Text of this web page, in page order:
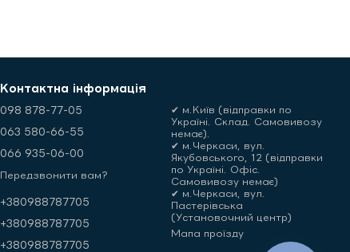
Контактна інформація
098 878-77-05
063 580-66-55
066 935-06-00
Передзвонити вам?
+380988787705
+380988787705
+380988787705
✔ м.Київ (відправки по
Україні. Склад. Самовивозу
немає).
✔ м.Черкаси, вул.
Якубовського, 12 (відправки
по Україні. Офіс.
Самовивозу немає)
✔ м.Черкаси, вул.
Пастерівська
(Установочний центр)
Мапа проїзду